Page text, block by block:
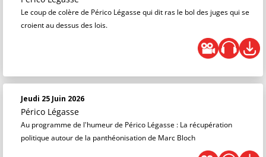
Le coup de colère de Périco Légasse qui dit ras le bol des juges qui se
croient au dessus des lois.
Jeudi 25 Juin 2026
Périco Légasse
Au programme de l'humeur de Périco Légasse : La récupération
politique autour de la panthéonisation de Marc Bloch